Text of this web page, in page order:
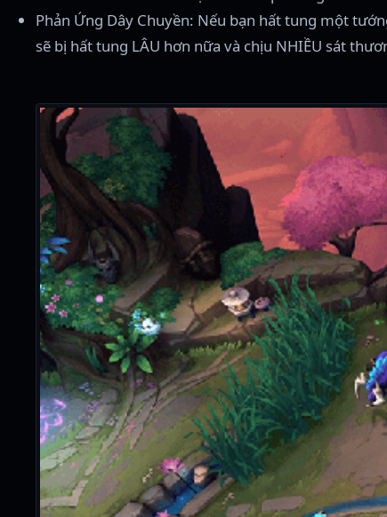
Phản Ứng Dây Chuyền: Nếu bạn hất tung một
sẽ bị hất tung LÂU hơn nữa và chịu NHIỀU sát